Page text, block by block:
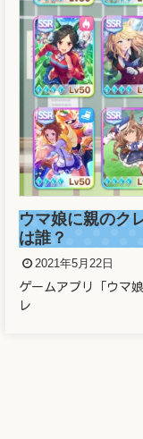
ウマ娘に親のク
は誰？
2021年5月22日
ゲームアプリ「ウマ
レ